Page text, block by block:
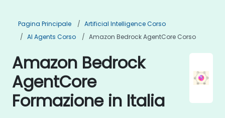
Pagina Principale
Artificial Intelligence Corso
AI Agents Corso
Amazon Bedrock AgentCore Corso
Amazon Bedrock
AgentCore
Formazione in Italia